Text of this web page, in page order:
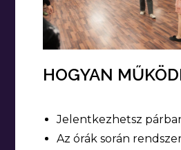
HOGYAN
Jelentkezhetsz
Az órák során